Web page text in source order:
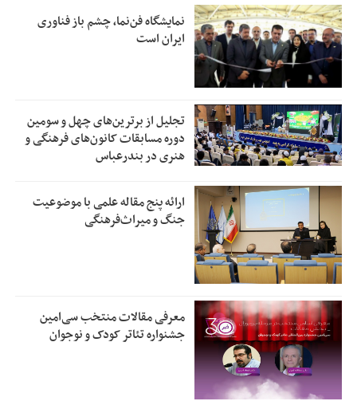
نمایشگاه فن‌نما، چشم باز فناوری
ایران است
تجلیل از بر‌ترین‌های چهل و سومین
دوره مسابقات کانون‌های فرهنگی و
هنری در بندرعباس
ارائه پنج مقاله علمی با موضوعیت
جنگ و میراث‌فرهنگی
معرفی مقالات منتخب سی‌امین
جشنواره تئاتر کودک و نوجوان